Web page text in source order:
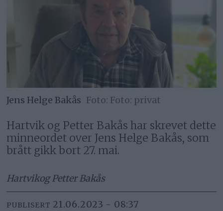
Jens Helge Bakås Foto: privat
Hartvik og Petter Bakås har skrevet dette
minneordet over Jens Helge Bakås, som
brått gikk bort 27. mai.
Hartvikog Petter Bakås
PUBLISERT 21.06.2023 - 08:37